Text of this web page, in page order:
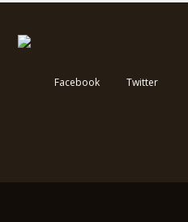
Facebook Twitter